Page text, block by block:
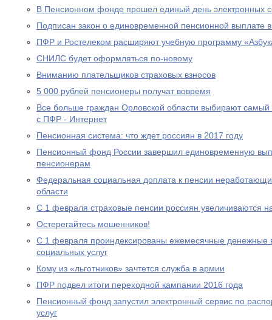
В Пенсионном фонде прошел единый день электронных
Подписан закон о единовременной пенсионной выплате
ПФР и Ростелеком расширяют учебную программу
СНИЛС будет оформляться по-новому
Вниманию плательщиков страховых взносов
5 000 рублей пенсионеры получат вовремя
Все больше граждан Орловской области выбирают
с ПФР - Интернет
Пенсионная система: что ждет россиян в 2017 году
Пенсионный фонд России завершил единовременную
пенсионерам
Федеральная социальная доплата к пенсии
области
С 1 февраля страховые пенсии россиян увеличиваются
Остерегайтесь мошенников!
С 1 февраля проиндексированы ежемесячные денежные
социальных услуг
Кому из «льготников» зачтется служба в армии
ПФР подвел итоги переходной кампании 2016 года
Пенсионный фонд запустил электронный сервис по
услуг